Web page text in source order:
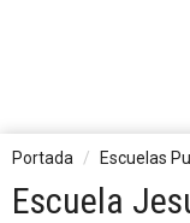
Portada Escuelas
Escuela